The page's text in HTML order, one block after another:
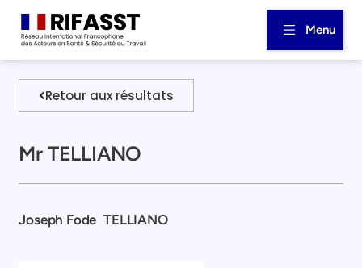
Menu
Retour aux résultats
Mr TELLIANO
Joseph Fode TELLIANO